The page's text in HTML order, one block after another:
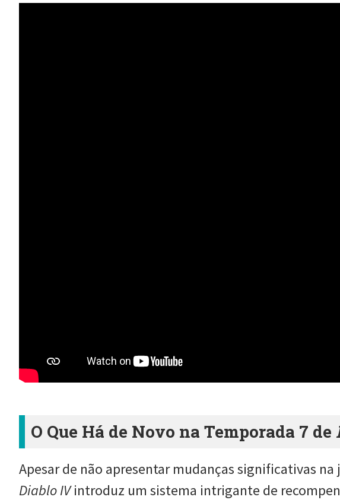
O Que Há de Novo na Temporada 7 de
Apesar de não apresentar mudanças significativas
Diablo IVintroduz um sistema intrigante de